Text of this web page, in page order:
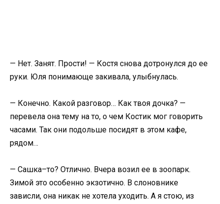
— Нет. Занят. Прости! — Костя снова дотронулся до ее
руки. Юля понимающе закивала, улыбнулась.
— Конечно. Какой разговор… Как твоя дочка? —
перевела она тему на то, о чем Костик мог говорить
часами. Так они подольше посидят в этом кафе,
рядом…
— Сашка–то? Отлично. Вчера возил ее в зоопарк.
Зимой это особенно экзотично. В слоновнике
зависли, она никак не хотела уходить. А я стою, из